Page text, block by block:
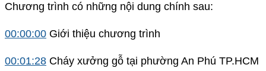
Chương trình có những nội dung chính sau:
00:00:00 Giới thiệu chương trình
00:01:28 Cháy xưởng gỗ tại phường An Phú TP.HCM